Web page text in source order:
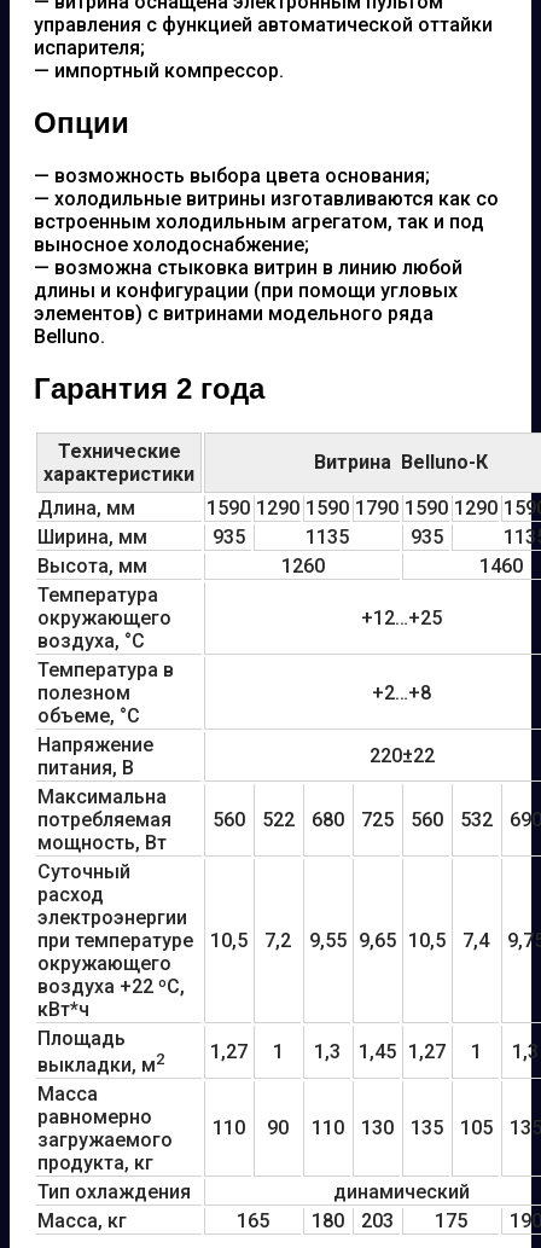
управления с функцией автоматической оттайки
испарителя;
— импортный компрессор.
Опции
— возможность выбора цвета основания;
— холодильные витрины изготавливаются как со
встроенным холодильным агрегатом, так и под
выносное холодоснабжение;
— возможна стыковка витрин в линию любой
длины и конфигурации (при помощи угловых
элементов) с витринами модельного ряда
Belluno.
Гарантия 2 года
Технические
характеристики
Витрина Belluno-К
Длина, мм
1590 1290 1590 1790 1590 1290
Ширина, мм
935 1135 935
Высота, мм
1260
1460
Температура
окружающего
воздуха, °С
+12…+25
Температура в
полезном
объеме, °С
+2…+8
Напряжение
питания, В
220±22
Максимальна
потребляемая
мощность, Вт
560 522 680 725 560 532 690
Суточный
расход
электроэнергии
при температуре
окружающего
воздуха +22 ºС,
кВт*ч
10,5 7,2 9,55 9,65 10,5 7,4
Площадь
выкладки, м2 1,27 1 1,3 1,45 1,27 1
1,3
Масса
равномерно
загружаемого
продукта, кг
110 90 110 130 135 105 135
Тип охлаждения
динамический
Масса, кг
165 180 203 175 190